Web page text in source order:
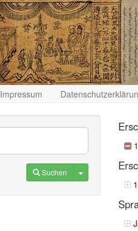
Impressum
Suchen Toggle